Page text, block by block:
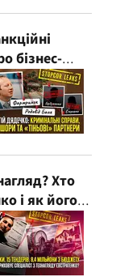
бізнес-
від
Хто
і як його
бюджетних